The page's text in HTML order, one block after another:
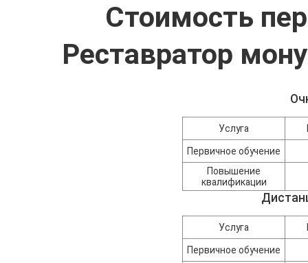
Стоимость
Реставратор
Услуга
Первичное обучение
Повышение
квалификации
Услуга
Первичное обучение